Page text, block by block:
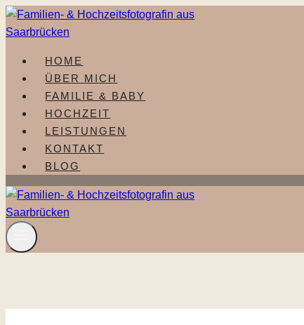
Zum
Inhalt
HOME
ÜBER MICH
FAMILIE & BABY
HOCHZEIT
LEISTUNGEN
KONTAKT
BLOG